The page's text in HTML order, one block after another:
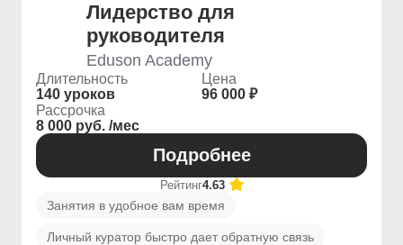
Лидерство для
руководителя
Eduson Academy
Длительность
140 уроков
Цена
96 000 ₽
Рассрочка
8 000 руб. /мес
Подробнее
Рейтинг4.63
Занятия в удобное вам время
Личный куратор быстро дает обратную связь